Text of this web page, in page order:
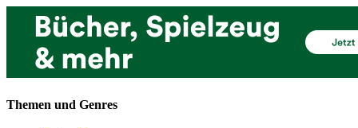
Themen und Genres